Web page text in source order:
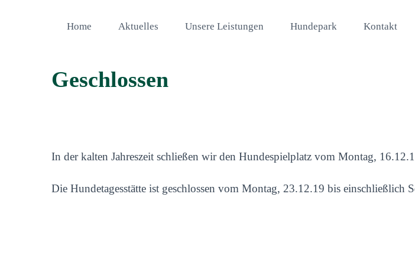
Home Aktuelles Unsere Leistungen Hundepark Kontakt
Geschlossen
In der kalten Jahreszeit schließen wir den Hundespielplatz vom Montag,
Die Hundetagesstätte ist geschlossen vom Montag, 23.12.19 bis einschließlich